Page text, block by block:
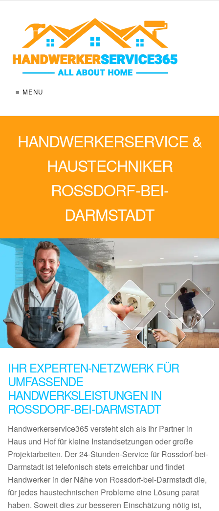
≡ MENU
HANDWERKERSERVICE &
HAUSTECHNIKER
ROSSDORF-BEI-
DARMSTADT
IHR EXPERTEN-NETZWERK FÜR
UMFASSENDE
HANDWERKSLEISTUNGEN IN
ROSSDORF-BEI-DARMSTADT
Handwerkerservice365 versteht sich als Ihr Partner in
Haus und Hof für kleine Instandsetzungen oder große
Projektarbeiten. Der 24-Stunden-Service für Rossdorf-bei-
Darmstadt ist telefonisch stets erreichbar und findet
Handwerker in der Nähe von Rossdorf-bei-Darmstadt die,
für jedes haustechnischen Probleme eine Lösung parat
haben. Soweit dies zur besseren Einschätzung nötig ist,